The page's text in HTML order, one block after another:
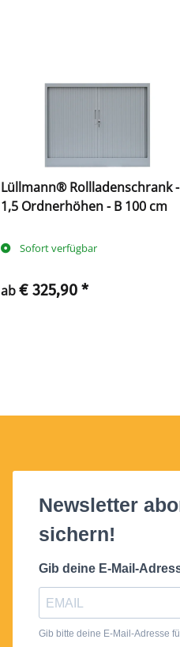
Lüllmann® Rollladenschrank -
1,5 Ordnerhöhen - B 100 cm
Sofort verfügbar
ab€ 325,90 *